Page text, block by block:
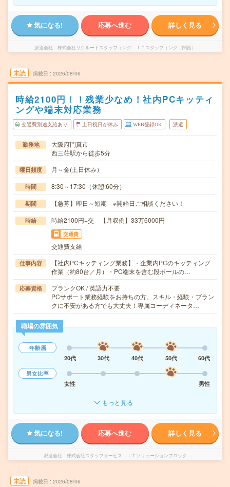
気になる! 応募へ進む 詳しく見る
派遣会社 株式会社リクルートスタッフィング ＩＴスタッフィング（関西）
未読 掲載日 2026/08/06
時給2100円！！残業少なめ！社内PCキッティ
ングや端末対応業務
交通費別途支給あり 土日祝日が休み WEB登録OK 派遣
勤務地
大阪府門真市
西三荘駅から徒歩5分
曜日頻度 月～金(土日休み）
時間 8:30～17:30（休憩:60分）
期間 【急募】即日～短期 ※開始日ご相談ください！
時給 時給2100円+交 【月収例】33万6000円
交通費
交通費支給
仕事内容
【社内PCキッティング業務】・企業内PCのキッティング
作業（約80台／月）・PC端末を含む段ボールの…
応募資格
ブランクOK / 英語力不要
PCサポート業務経験をお持ちの方。スキル・経験・ブラン
クに不安がある方でも大丈夫！専属コーディネータ…
職場の雰囲気
年齢層
20代
30代 40代 50代
60代
男女比率
女性
男性
もっと見る
気になる! 応募へ進む 詳しく見る
派遣会社 株式会社スタッフサービス ＩＴソリューションブロック
未読 掲載日 2026/08/06